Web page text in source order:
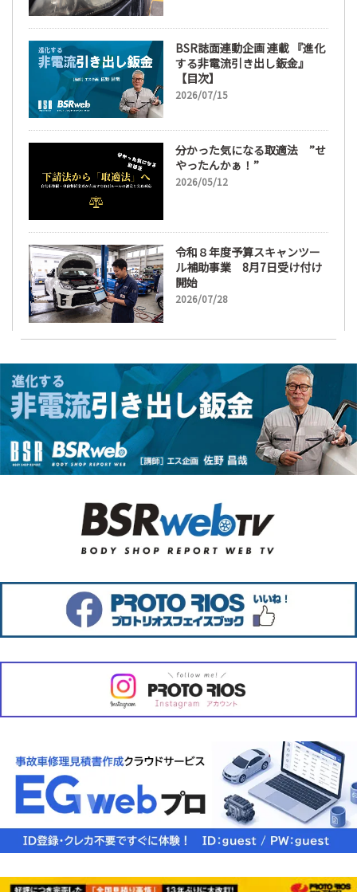
BSR誌面連動企画 連載 『進化
する非電流引き出し鈑金』
【目次】
2026/07/15
分かった気になる取適法 ”せ
やったんかぁ！”
2026/05/12
令和８年度予算スキャンツー
ル補助事業 8月7日受け付け
開始
2026/07/28